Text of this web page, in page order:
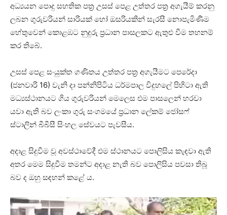
අධ්‍යයන පොදු සහතික පත්‍ර උසස් පෙළ උත්තර පත්‍ර අගැයීම් කරනු
ලබන ගුරුවරියන් සාරියක් හෝ ඔසරියකින් සැරසී නොපැමිණීම
හේතුවෙන් කොළඹට නුදුරු ප්‍රධාන පාසලකට ඇතුළු වීම තහනම්
කර තිබේ.
උසස් පෙළ සංයුක්ත ගණිතය උත්තර පත්‍ර අගැයීමට පෙරේදා
(ජනවාරි 16) වැනි දා පන්නිපිටිය ධර්මපාල විදුහලේ පිහිටා ඇති
මධ්‍යස්ථානයට ගිය ගුරුවරියන් මෙලෙස එම පාසලෙන් හරවා
යවා ඇති බව ලංකා ගුරු සංගමයේ ප්‍රධාන ලේකම් ජෝසෆ්
ස්ටාලින් බීබීසී සිංහල සේවයට පැවසීය.
අදාළ සිදුවීම වූ අවස්ථාවේදී එම ස්ථානයට පොලිසිය කැඳවා ඇති
අතර මෙම සිදුවීම තමන්ට අදාළ නැති බව පොලිසිය පවසා තිබූ
බව ද ඔහු සඳහන් කළේ ය.